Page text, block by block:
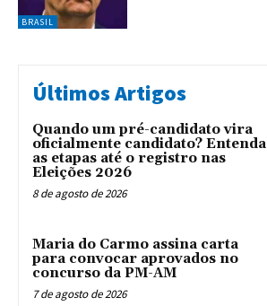
BRASIL
Últimos Artigos
Quando um pré-candidato vira
oficialmente candidato? Entenda
as etapas até o registro nas
Eleições 2026
8 de agosto de 2026
Maria do Carmo assina carta
para convocar aprovados no
concurso da PM-AM
7 de agosto de 2026